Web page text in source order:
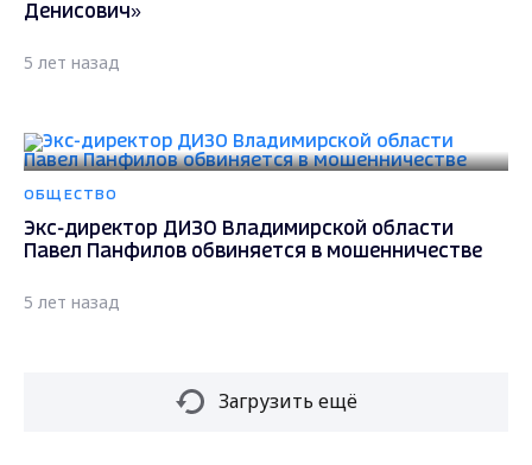
Денисович»
5 лет назад
ОБЩЕСТВО
Экс-директор ДИЗО Владимирской области
Павел Панфилов обвиняется в мошенничестве
5 лет назад
Загрузить ещё